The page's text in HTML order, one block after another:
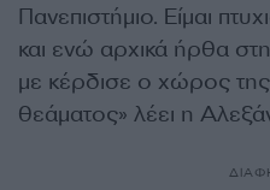
Πανεπιστήμιο. Είμαι
και ενώ αρχικά ήρθα
με κέρδισε ο χώρος
θεάματος» λέει η